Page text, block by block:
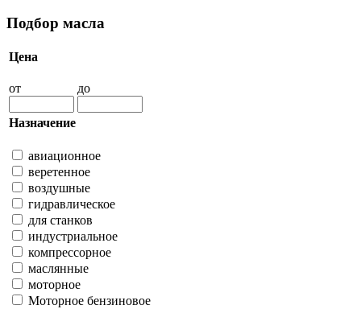
Подбор масла
Цена
от до
Назначение
авиационное
веретенное
воздушные
гидравлическое
для станков
индустриальное
компрессорное
маслянные
моторное
Моторное бензиновое